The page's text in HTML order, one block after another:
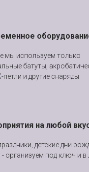
мы используем только
батуты,
и другие снаряды
на любой
детские дни
организуем под ключ и в